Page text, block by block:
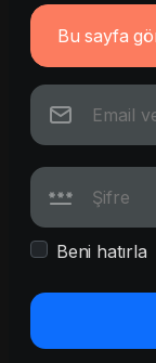
Bu sayfa
Beni hatırla